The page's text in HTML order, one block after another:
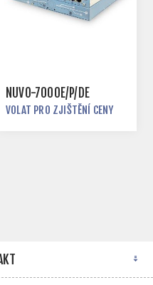
NUVO-7000E/P/DE
VOLAT PRO ZJIŠTĚNÍ CENY